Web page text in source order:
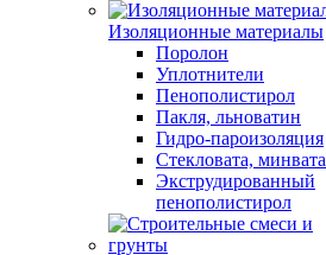
Изоляционные материалы
Поролон
Уплотнители
Пенополистирол
Пакля, льноватин
Гидро-пароизоляция
Стекловата, минвата
Экструдированный
пенополистирол